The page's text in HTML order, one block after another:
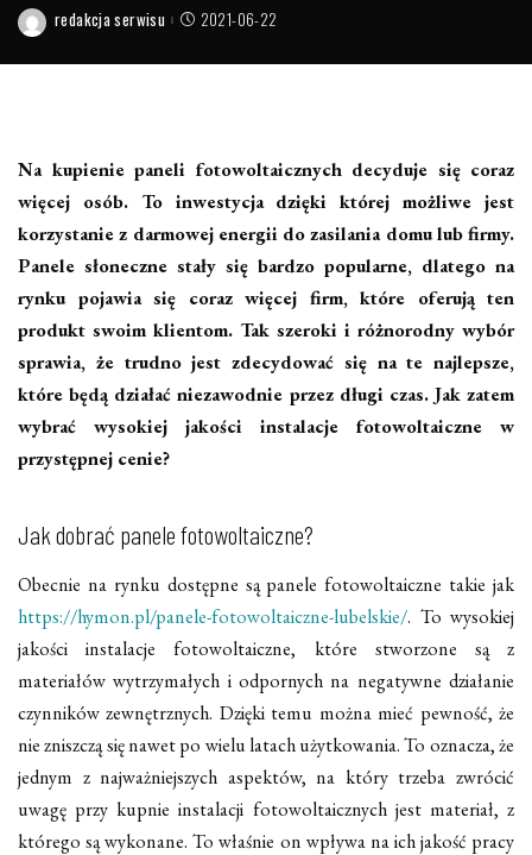
Posted
redakcja serwisu 2021-06-22
Na kupienie paneli fotowoltaicznych decyduje się coraz
więcej osób. To inwestycja dzięki której możliwe jest
korzystanie z darmowej energii do zasilania domu lub firmy.
Panele słoneczne stały się bardzo popularne, dlatego na
rynku pojawia się coraz więcej firm, które oferują ten
produkt swoim klientom. Tak szeroki i różnorodny wybór
sprawia, że trudno jest zdecydować się na te najlepsze,
które będą działać niezawodnie przez długi czas. Jak zatem
wybrać wysokiej jakości instalacje fotowoltaiczne w
przystępnej cenie?
Jak dobrać panele fotowoltaiczne?
Obecnie na rynku dostępne są panele fotowoltaiczne takie jak
https://hymon.pl/panele-fotowoltaiczne-lubelskie/. To wysokiej
jakości instalacje fotowoltaiczne, które stworzone są z
materiałów wytrzymałych i odpornych na negatywne działanie
czynników zewnętrznych. Dzięki temu można mieć pewność, że
nie zniszczą się nawet po wielu latach użytkowania. To oznacza, że
jednym z najważniejszych aspektów, na który trzeba zwrócić
uwagę przy kupnie instalacji fotowoltaicznych jest materiał, z
którego są wykonane. To właśnie on wpływa na ich jakość pracy